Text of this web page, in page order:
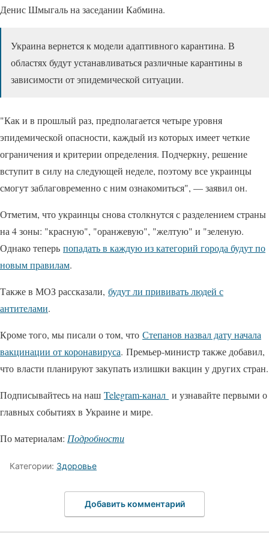
Денис Шмыгаль на заседании Кабмина.
Украина вернется к модели адаптивного карантина. В
областях будут устанавливаться различные карантины в
зависимости от эпидемической ситуации.
"Как и в прошлый раз, предполагается четыре уровня
эпидемической опасности, каждый из которых имеет четкие
ограничения и критерии определения. Подчеркну, решение
вступит в силу на следующей неделе, поэтому все украинцы
смогут заблаговременно с ним ознакомиться", — заявил он.
Отметим, что украинцы снова столкнутся с разделением страны
на 4 зоны: "красную", "оранжевую", "желтую" и "зеленую.
Однако теперь попадать в каждую из категорий города будут по
новым правилам.
Также в МОЗ рассказали, будут ли прививать людей с
антителами.
Кроме того, мы писали о том, что Степанов назвал дату начала
вакцинации от коронавируса. Премьер-министр также добавил,
что власти планируют закупать излишки вакцин у других стран.
Подписывайтесь на наш Telegram-канал и узнавайте первыми о
главных событиях в Украине и мире.
По материалам: Подробности
Категории: Здоровье
Добавить комментарий